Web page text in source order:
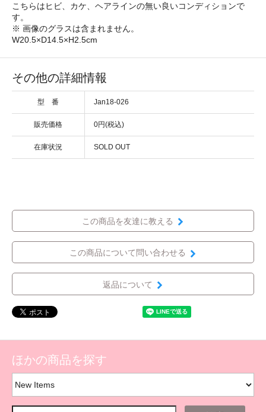
こちらはヒビ、カケ、ヘアラインの無い良いコンディションで
す。
※ 画像のグラスは含まれません。
W20.5×D14.5×H2.5cm
その他の詳細情報
型 番 Jan18-026
販売価格 0円(税込)
在庫状況 SOLD OUT
この商品を友達に教える
この商品について問い合わせる
返品について
ほかの商品を探す